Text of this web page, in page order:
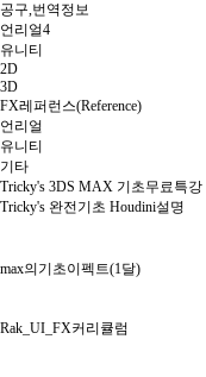
공구,번역정보
언리얼4
유니티
2D
3D
FX레퍼런스(Reference)
언리얼
유니티
기타
Tricky's 3DS MAX 기초무료특강
Tricky's 완전기초 Houdini설명
max의기초이펙트(1달)
Rak_UI_FX커리큘럼